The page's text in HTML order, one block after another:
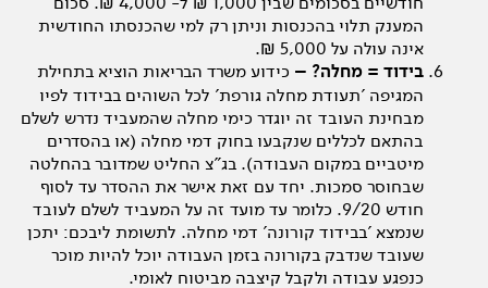
המענק תלוי בהכנסות וניתן רק למי שהכנסתו החודשית
אינה עולה על 5,000 ₪.
בידוד = מחלה? – כידוע משרד הבריאות הוציא בתחילת
המגיפה 'תעודת מחלה גורפת' לכל השוהים בבידוד לפיו
מבחינת העובד זה יוגדר כימי מחלה שהמעביד נדרש לשלם
בהתאם לכללים שנקבעו בחוק דמי מחלה (או בהסדרים
מיטביים במקום העבודה). בג"צ החליט שמדובר בהחלטה
שבחוסר סמכות. יחד עם זאת אישר את ההסדר עד לסוף
חודש 9/20. כלומר עד מועד זה על המעביד לשלם לעובד
שנמצא 'בבידוד קורונה' דמי מחלה. לתשומת ליבכם: יתכן
שעובד שנדבק בקורונה בזמן העבודה יוכל להיות מוכר
כנפגע עבודה ולקבל קיצבה מביטוח לאומי.